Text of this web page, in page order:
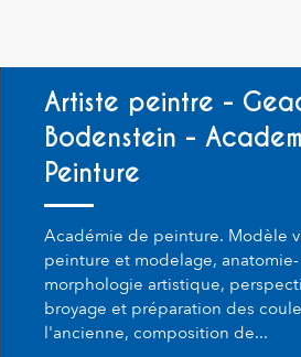
Artiste peintre -
Bodenstein -
Peinture
Académie de peinture. Modèle
peinture et modelage, anatomie-
morphologie artistique,
broyage et préparation des
l'ancienne, composition de...